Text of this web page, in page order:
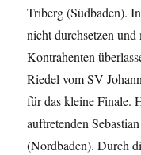
Triberg (Südbaden).
nicht durchsetzen und
Kontrahenten
Riedel vom SV
für das kleine Finale.
auftretenden
(Nordbaden). Durch